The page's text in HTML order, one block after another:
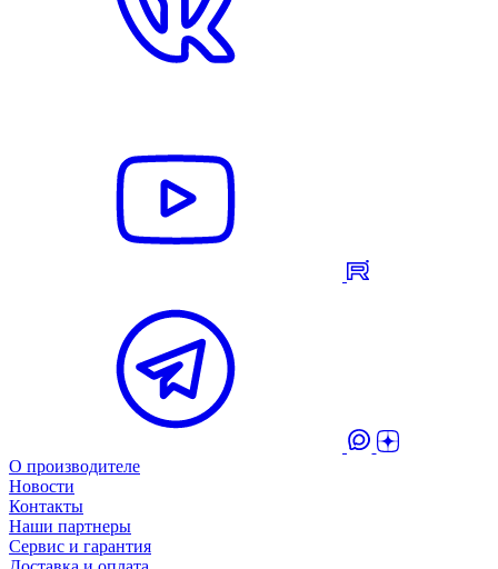
О производителе
Новости
Контакты
Наши партнеры
Сервис и гарантия